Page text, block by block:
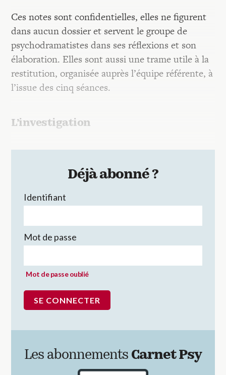
Ces notes sont confidentielles, elles ne figurent
dans aucun dossier et servent le groupe de
psychodramatistes dans ses réflexions et son
élaboration. Elles sont aussi une trame utile à la
restitution, organisée auprès l’équipe référente, à
l’issue des cinq séances.
L’investigation
Déjà abonné ?
Identifiant
Mot de passe
Mot de passe oublié
Les abonnements Carnet Psy